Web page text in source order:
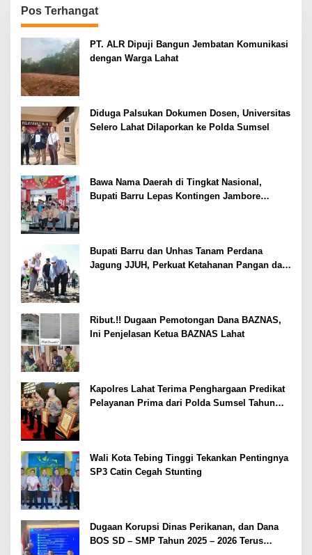
Pos Terhangat
PT. ALR Dipuji Bangun Jembatan Komunikasi
dengan Warga Lahat
Diduga Palsukan Dokumen Dosen, Universitas
Selero Lahat Dilaporkan ke Polda Sumsel
Bawa Nama Daerah di Tingkat Nasional,
Bupati Barru Lepas Kontingen Jambore
Bupati Barru dan Unhas Tanam Perdana
Jagung JJUH, Perkuat Ketahanan Pangan dan
Ribut.!! Dugaan Pemotongan Dana BAZNAS,
Ini Penjelasan Ketua BAZNAS Lahat
Kapolres Lahat Terima Penghargaan Predikat
Pelayanan Prima dari Polda Sumsel Tahun
Wali Kota Tebing Tinggi Tekankan Pentingnya
SP3 Catin Cegah Stunting
Dugaan Korupsi Dinas Perikanan, dan Dana
BOS SD – SMP Tahun 2025 – 2026 Terus